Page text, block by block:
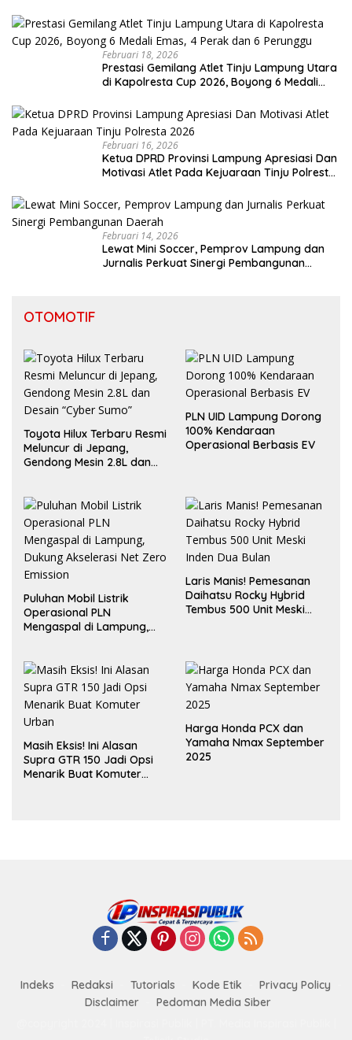
Februari 18, 2026
Prestasi Gemilang Atlet Tinju Lampung Utara
di Kapolresta Cup 2026, Boyong 6 Medali
Februari 16, 2026
Ketua DPRD Provinsi Lampung Apresiasi Dan
Motivasi Atlet Pada Kejuaraan Tinju Polresta
Februari 14, 2026
Lewat Mini Soccer, Pemprov Lampung dan
Jurnalis Perkuat Sinergi Pembangunan
OTOMOTIF
Toyota Hilux Terbaru Resmi
Meluncur di Jepang,
Gendong Mesin 2.8L dan
PLN UID Lampung Dorong
100% Kendaraan
Operasional Berbasis EV
Puluhan Mobil Listrik
Operasional PLN
Mengaspal di Lampung,
Laris Manis! Pemesanan
Daihatsu Rocky Hybrid
Tembus 500 Unit Meski
Masih Eksis! Ini Alasan
Supra GTR 150 Jadi Opsi
Menarik Buat Komuter
Harga Honda PCX dan
Yamaha Nmax September
2025
Indeks Redaksi Tutorials Kode Etik
Privacy Policy
Disclaimer
Pedoman Media Siber